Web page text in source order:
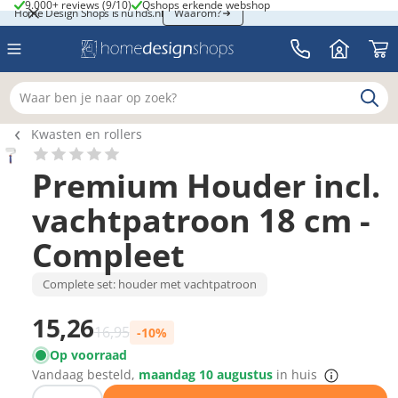
Home Design Shops is nu hds.nl
Home Design Shops is nu hds.nl Waarom?
9.000+ reviews (9/10)
9.000+ reviews (9/10) Qshops erkende webshop
Qshops erkende webshop
Waar ben je naar op zoek?
Breadcrumb navigatie
Kwasten en rollers
Premium Houder incl.
vachtpatroon 18 cm -
Compleet
Complete set: houder met vachtpatroon
Prijs met korting
15,26 -10%
Normale prijs
16,95
Op voorraad
Vandaag besteld, maandag 10 augustus in huis